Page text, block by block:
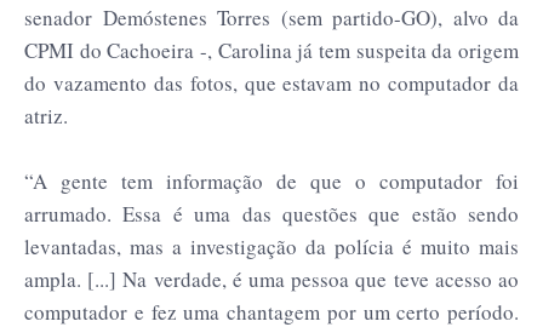
senador Demóstenes Torres (sem partido-GO), alvo da
CPMI do Cachoeira -, Carolina já tem suspeita da origem
do vazamento das fotos, que estavam no computador da
atriz.
“A gente tem informação de que o computador foi
arrumado. Essa é uma das questões que estão sendo
levantadas, mas a investigação da polícia é muito mais
ampla. [...] Na verdade, é uma pessoa que teve acesso ao
computador e fez uma chantagem por um certo período.